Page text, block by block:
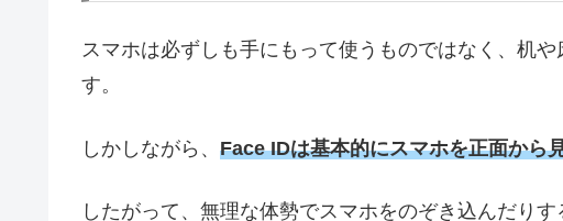
スマホは必ずしも手にもって使うものではなく、机
す。
しかしながら、 Face IDは基本的にスマホを正面から
したがって、無理な体勢でスマホをのぞき込んだりす